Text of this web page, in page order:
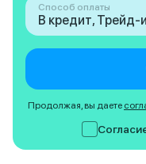
Способ оплаты
В кредит, Трейд-
Продолжая, вы даете